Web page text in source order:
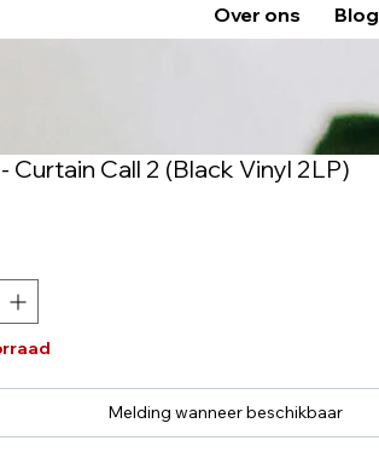
Over ons Blog
Curtain Call 2 (Black Vinyl 2LP)
Melding wanneer beschikbaar